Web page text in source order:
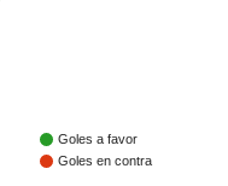
Goles a favor
Goles en contra